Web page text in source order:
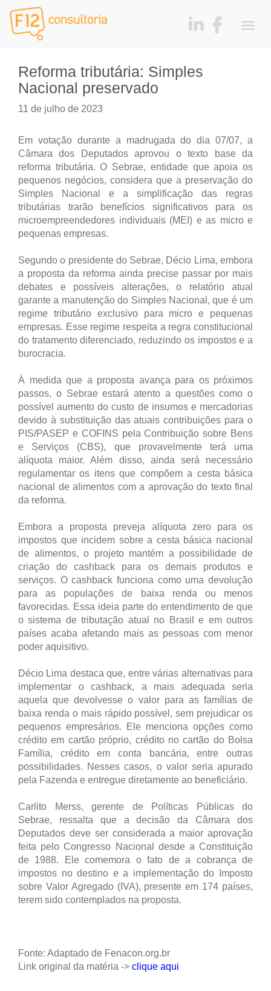
Reforma tributária: Simples
Nacional preservado
11 de julho de 2023
Em votação durante a madrugada do dia 07/07, a
Câmara dos Deputados aprovou o texto base da
reforma tributária. O Sebrae, entidade que apoia os
pequenos negócios, considera que a preservação do
Simples Nacional e a simplificação das regras
tributárias trarão benefícios significativos para os
microempreendedores individuais (MEI) e as micro e
pequenas empresas.
Segundo o presidente do Sebrae, Décio Lima, embora
a proposta da reforma ainda precise passar por mais
debates e possíveis alterações, o relatório atual
garante a manutenção do Simples Nacional, que é um
regime tributário exclusivo para micro e pequenas
empresas. Esse regime respeita a regra constitucional
do tratamento diferenciado, reduzindo os impostos e a
burocracia.
À medida que a proposta avança para os próximos
passos, o Sebrae estará atento a questões como o
possível aumento do custo de insumos e mercadorias
devido à substituição das atuais contribuições para o
PIS/PASEP e COFINS pela Contribuição sobre Bens
e Serviços (CBS), que provavelmente terá uma
alíquota maior. Além disso, ainda será necessário
regulamentar os itens que compõem a cesta básica
nacional de alimentos com a aprovação do texto final
da reforma.
Embora a proposta preveja alíquota zero para os
impostos que incidem sobre a cesta básica nacional
de alimentos, o projeto mantém a possibilidade de
criação do cashback para os demais produtos e
serviços. O cashback funciona como uma devolução
para as populações de baixa renda ou menos
favorecidas. Essa ideia parte do entendimento de que
o sistema de tributação atual no Brasil e em outros
países acaba afetando mais as pessoas com menor
poder aquisitivo.
Décio Lima destaca que, entre várias alternativas para
implementar o cashback, a mais adequada seria
aquela que devolvesse o valor para as famílias de
baixa renda o mais rápido possível, sem prejudicar os
pequenos empresários. Ele menciona opções como
crédito em cartão próprio, crédito no cartão do Bolsa
Família, crédito em conta bancária, entre outras
possibilidades. Nesses casos, o valor seria apurado
pela Fazenda e entregue diretamente ao beneficiário.
Carlito Merss, gerente de Políticas Públicas do
Sebrae, ressalta que a decisão da Câmara dos
Deputados deve ser considerada a maior aprovação
feita pelo Congresso Nacional desde a Constituição
de 1988. Ele comemora o fato de a cobrança de
impostos no destino e a implementação do Imposto
sobre Valor Agregado (IVA), presente em 174 países,
terem sido contemplados na proposta.
Fonte: Adaptado de Fenacon.org.br
Link original da matéria -> clique aqui